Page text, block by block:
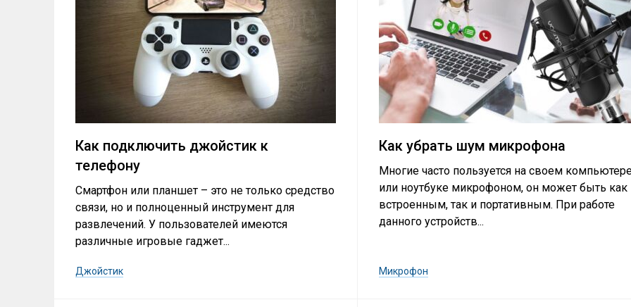
Как подключить джойстик к
телефону
Смартфон или планшет – это не только средство
связи, но и полноценный инструмент для
развлечений. У пользователей имеются
различные игровые гаджет...
Джойстик
Как убрать шум микрофона
Многие часто пользуется на своем
или ноутбуке микрофоном, он может быть как
встроенным, так и портативным. При работе
данного устройств...
Микрофон